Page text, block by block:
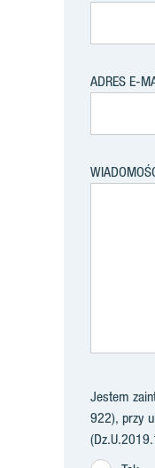
ADRES E-
Jestem
922), przy